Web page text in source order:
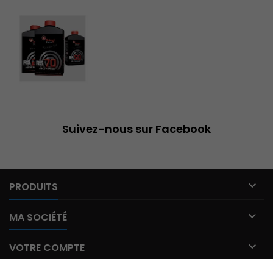
Suivez-nous sur Facebook
PRODUITS 
MA SOCIÉTÉ 
VOTRE COMPTE 